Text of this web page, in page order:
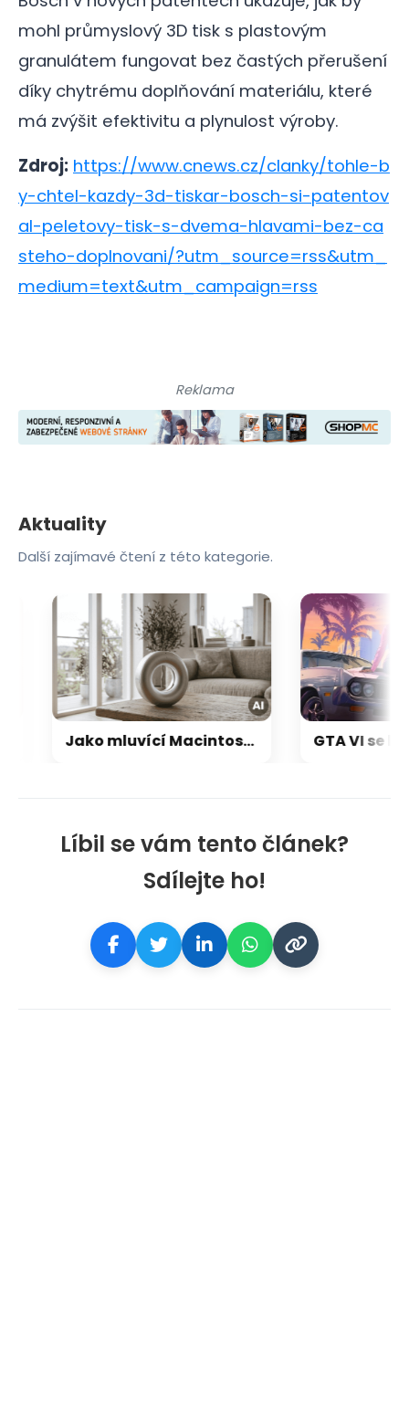
mohl průmyslový 3D tisk s plastovým
granulátem fungovat bez častých přerušení
díky chytrému doplňování materiálu, které
má zvýšit efektivitu a plynulost výroby.
Zdroj: https://www.cnews.cz/clanky/tohle-b
y-chtel-kazdy-3d-tiskar-bosch-si-patentov
al-peletovy-tisk-s-dvema-hlavami-bez-ca
steho-doplnovani/?utm_source=rss&utm_
medium=text&utm_campaign=rss
Líbil se vám tento článek?
Sdílejte ho!
Reklama
Aktuality
Další zajímavé čtení z této kategorie.
Jako mluvící Macintosh: OpenAI a Jony Ive chystají přelomový repráček, který bude reagovat i pohybem